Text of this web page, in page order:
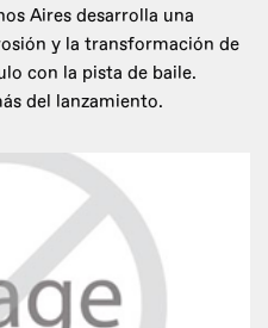
Aires desarrolla una
y la transformación de
con la pista de baile.
del lanzamiento.